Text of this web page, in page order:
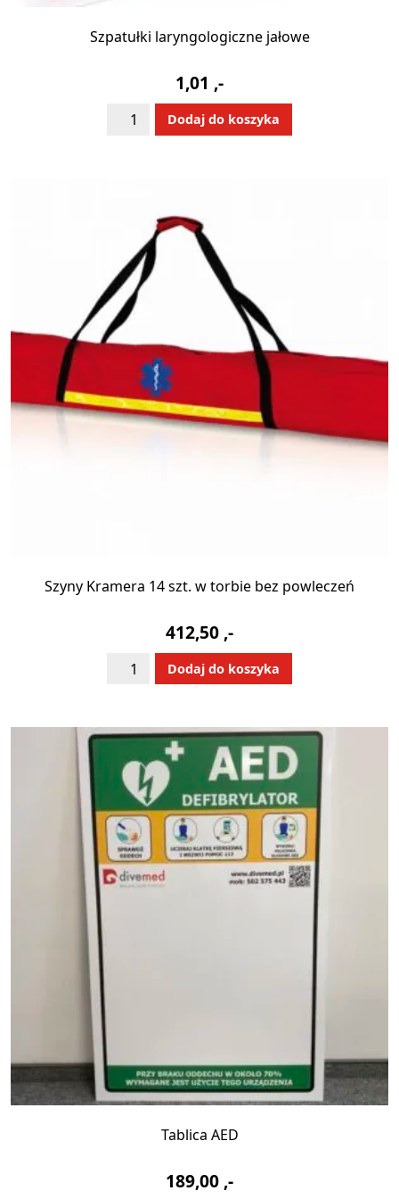
Szpatułki laryngologiczne jałowe
1,01 ,-
ilość
Szpatułki
Dodaj do koszyka
Alternative:
Szyny Kramera 14 szt. w torbie bez powleczeń
412,50 ,-
ilość
14
torbie
bez
powleczeń
Dodaj do koszyka
Alternative:
Tablica AED
189,00 ,-